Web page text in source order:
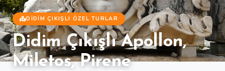
DIDIM ÇIKIŞLI ÖZEL TURLAR
Didim Çıkışlı Apollon,
Miletos, Pirene